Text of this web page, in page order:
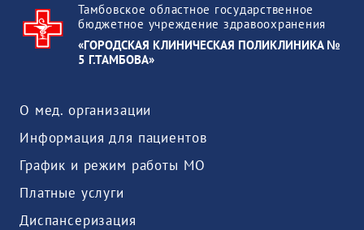
Тамбовское областное государственное
бюджетное учреждение здравоохранения
«ГОРОДСКАЯ КЛИНИЧЕСКАЯ ПОЛИКЛИНИКА №
5 Г.ТАМБОВА»
О мед. организации
Информация для пациентов
График и режим работы МО
Платные услуги
Диспансеризация